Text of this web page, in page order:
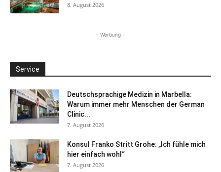
8. August 2026
- Werbung -
Service
Deutschsprachige Medizin in Marbella:
Warum immer mehr Menschen der German
Clinic...
7. August 2026
Konsul Franko Stritt Grohe: „Ich fühle mich
hier einfach wohl“
7. August 2026